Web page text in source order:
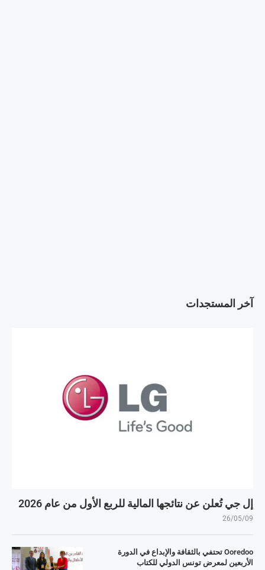
آخر المستجدات
إل جي تُعلن عن نتائجها المالية للربع الأول من عام 2026
26/05/09
Ooredoo تحتفي بالثقافة والإبداع في الدورة
الأربعين لمعرض تونس الدولي للكتاب